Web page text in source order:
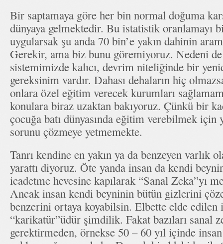
Bir saptamaya göre her bin normal doğuma
dünyaya gelmektedir. Bu istatistik oranlamayı
uygularsak şu anda 70 bin’e yakın dahinin
Gerekir, ama biz bunu göremiyoruz. Nedeni
sistemimizde kalıcı, devrim niteliğinde bir
gereksinim vardır. Dahası dehaların hiç
onlara özel eğitim verecek kurumları
konulara biraz uzaktan bakıyoruz. Çünkü bir
çocuğa batı dünyasında eğitim verebilmek için
sorunu çözmeye yetmemekte.
Tanrı kendine en yakın ya da benzeyen varlık
yarattı diyoruz. Öte yanda insan da kendi
icadetme hevesine kapılarak “Sanal Zeka”yı
Ancak insan kendi beyninin bütün gizlerini
benzerini ortaya koyabilsin. Elbette elde edilen
“karikatür”üdür şimdilik. Fakat bazıları sanal
gerektirmeden, örnekse 50 – 60 yıl içinde